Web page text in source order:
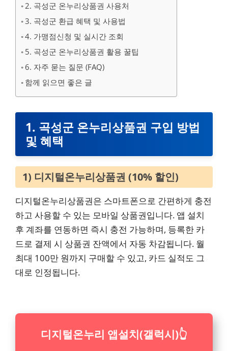
2. 곡성군 온누리상품권 사용처
3. 곡성군 환급 혜택 및 사용법
4. 가맹점신청 및 실시간 조회
5. 곡성군 온누리상품권 활용 꿀팁
6. 자주 묻는 질문 (FAQ)
함께 읽으면 좋은 글
1. 곡성군 온누리상품권 구입 방법
및 혜택
1) 디지털온누리상품권 (10% 할인)
디지털온누리상품권은 스마트폰으로 간편하게 충전
하고 사용할 수 있는 모바일 상품권입니다. 앱 설치
후 계좌를 연동하면 즉시 충전 가능하며, 등록한 카
드로 결제 시 상품권 잔액에서 자동 차감됩니다. 월
최대 100만 원까지 구매할 수 있고, 카드 실적도 그
대로 인정됩니다.
디지털온누리 앱설치(갤럭시)👆